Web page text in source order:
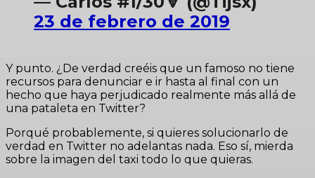
23 de febrero de 2019
Y punto. ¿De verdad creéis que un famoso no tiene
recursos para denunciar e ir hasta al final con un
hecho que haya perjudicado realmente más allá de
una pataleta en Twitter?
Porqué probablemente, si quieres solucionarlo de
verdad en Twitter no adelantas nada. Eso sí, mierda
sobre la imagen del taxi todo lo que quieras.